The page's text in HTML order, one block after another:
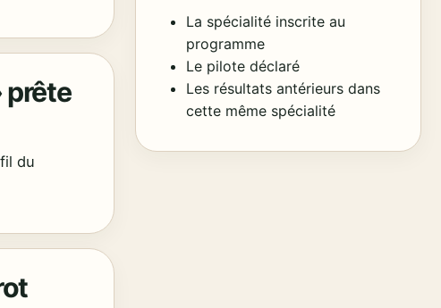
prête
du
La spécialité inscrite au
programme
Le pilote déclaré
Les résultats antérieurs dans
cette même spécialité